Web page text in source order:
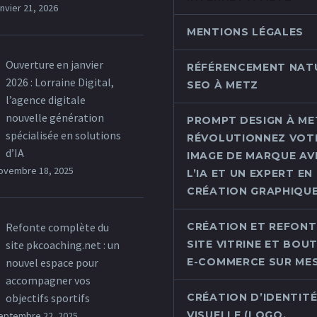
21, 2026
Ouverture en janvier
2026 : Lorraine Digital,
l’agence digitale
nouvelle génération
spécialisée en solutions
d’IA
18, 2025
Refonte complète du
site pkcoaching.net : un
nouvel espace pour
accompagner vos
objectifs sportifs
MENTIONS LÉGALES
RÉFÉRENCEMENT
SEO À METZ
PROMPT DESIGN À
RÉVOLUTIONNEZ
IMAGE DE MARQUE
L’IA ET UN EXPERT EN
CRÉATION
CRÉATION ET
SITE VITRINE ET
E-COMMERCE SUR
CRÉATION D’IDENTITÉ